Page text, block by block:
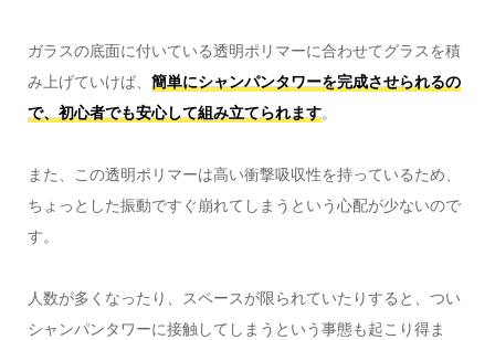
ガラスの底面に付いている透明ポリマーに合わせてグラスを積
み上げていけば、 簡単にシャンパンタワーを完成させられるの
で、初心者でも安心して組み立てられます。
また、この透明ポリマーは高い衝撃吸収性を持っているため、
ちょっとした振動ですぐ崩れてしまうという心配が少ないので
す。
人数が多くなったり、スペースが限られていたりすると、つい
シャンパンタワーに接触してしまうという事態も起こり得ま